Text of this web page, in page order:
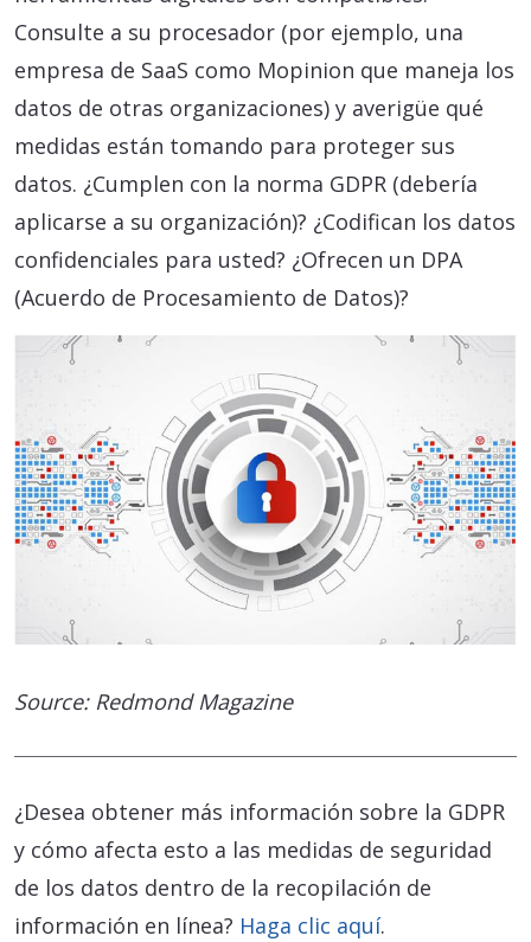
Consulte a su procesador (por ejemplo, una
empresa de SaaS como Mopinion que maneja los
datos de otras organizaciones) y averigüe qué
medidas están tomando para proteger sus
datos. ¿Cumplen con la norma GDPR (debería
aplicarse a su organización)? ¿Codifican los datos
confidenciales para usted? ¿Ofrecen un DPA
(Acuerdo de Procesamiento de Datos)?
Source: Redmond Magazine
¿Desea obtener más información sobre la GDPR
y cómo afecta esto a las medidas de seguridad
de los datos dentro de la recopilación de
información en línea? Haga clic aquí.